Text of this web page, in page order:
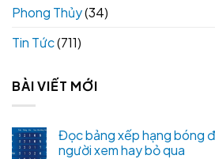
Phong Thủy(34)
Tin Tức(711)
BÀI VIẾT MỚI
Đọc bảng xếp hạng bóng
người xem hay bỏ qua